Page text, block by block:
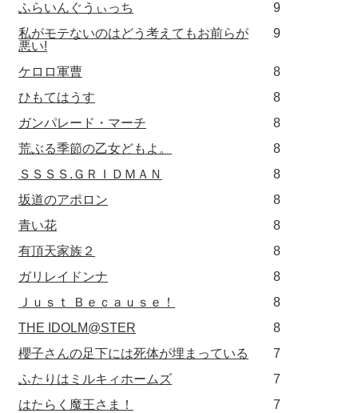
ふらいんぐうぃっち
9
私がモテないのはどう考えてもお前らが
悪い!
9
ケロロ軍曹
8
ひもてはうす
8
ガンパレード・マーチ
8
荒ぶる季節の乙女どもよ。
8
ＳＳＳＳ.ＧＲＩＤＭＡＮ
8
坂道のアポロン
8
青い花
8
有頂天家族２
8
ガリレイドンナ
8
Ｊｕｓｔ Ｂｅｃａｕｓｅ！
8
THE IDOLM@STER
8
櫻子さんの足下には死体が埋まっている
7
ふたりはミルキィホームズ
7
はたらく魔王さま！
7